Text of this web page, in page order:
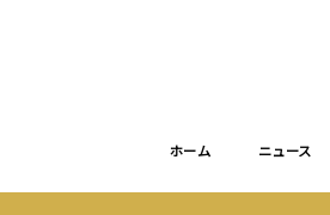
ホーム ニュース